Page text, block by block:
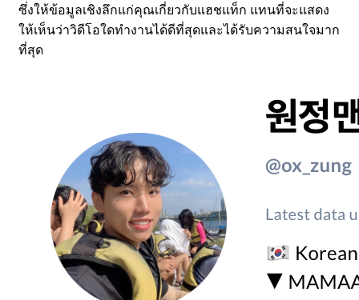
ซึ่งให้ข้อมูลเชิงลึกแก่คุณเกี่ยวกับแฮชแท็ก แทนที่จะแสดง
ให้เห็นว่าวิดีโอใดทำงานได้ดีที่สุดและได้รับความสนใจมาก
ที่สุด